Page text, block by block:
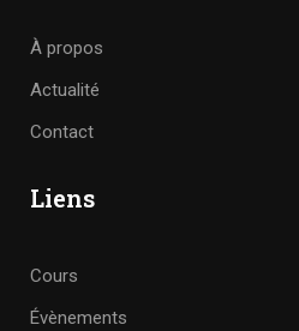
À propos
Actualité
Contact
Liens
Cours
Évènements